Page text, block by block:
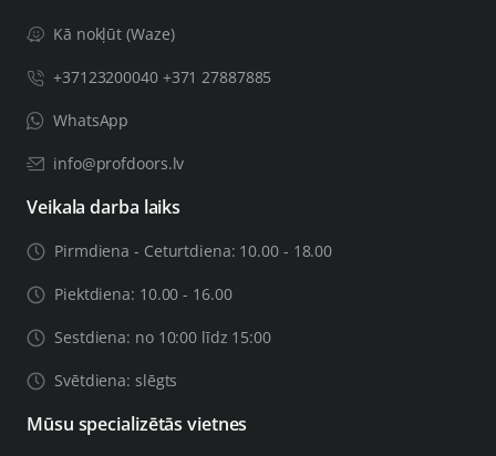
Kā nokļūt (Waze)
+37123200040 +371 27887885
WhatsApp
info@profdoors.lv
Veikala darba laiks
Pirmdiena - Ceturtdiena: 10.00 - 18.00
Piektdiena: 10.00 - 16.00
Sestdiena: no 10:00 līdz 15:00
Svētdiena: slēgts
Mūsu specializētās vietnes